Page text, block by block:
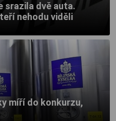
srazila dvě auta.
nehodu viděli
míří do konkurzu,